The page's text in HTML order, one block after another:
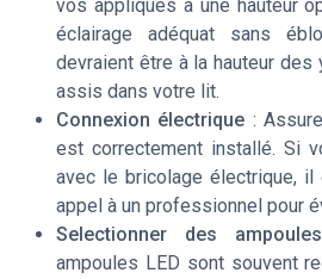
vos appliques à une hauteur
éclairage adéquat sans
devraient être à la hauteur
assis dans votre lit.
Connexion électrique :
est correctement installé. Si
avec le bricolage électrique,
appel à un professionnel pour
Selectionner des
ampoules LED sont souvent